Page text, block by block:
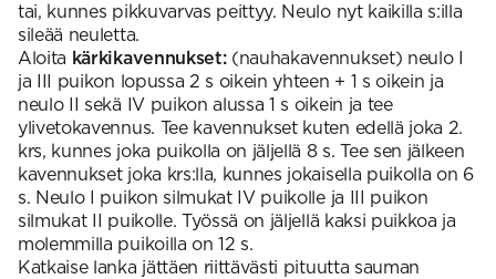
tai, kunnes pikkuvarvas peittyy. Neulo nyt kaikilla s:illa
sileää neuletta.
Aloita kärkikavennukset:(nauhakavennukset) neulo I
ja III puikon lopussa 2 s oikein yhteen + 1 s oikein ja
neulo II sekä IV puikon alussa 1 s oikein ja tee
ylivetokavennus. Tee kavennukset kuten edellä joka 2.
krs, kunnes joka puikolla on jäljellä 8 s. Tee sen jälkeen
kavennukset joka krs:lla, kunnes jokaisella puikolla on 6
s. Neulo I puikon silmukat IV puikolle ja III puikon
silmukat II puikolle. Työssä on jäljellä kaksi puikkoa ja
molemmilla puikoilla on 12 s.
Katkaise lanka jättäen riittävästi pituutta sauman